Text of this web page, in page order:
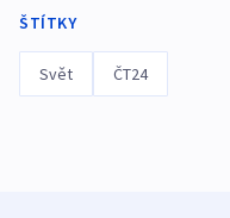
ŠTÍTKY
Svět ČT24